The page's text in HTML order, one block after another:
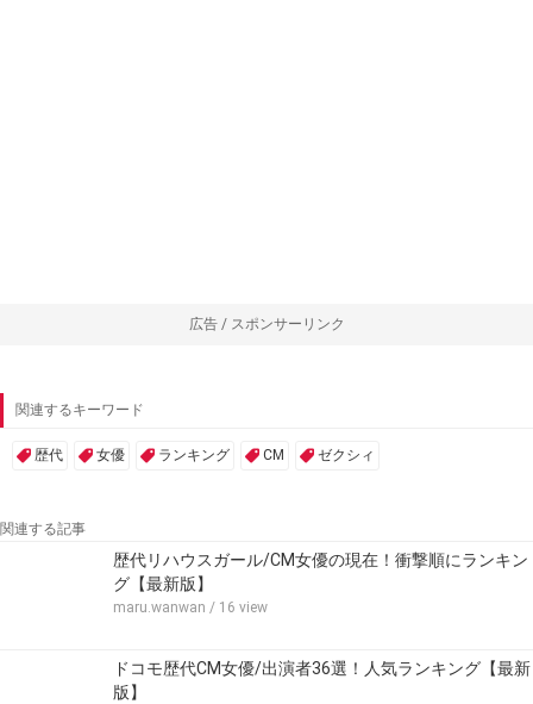
広告 / スポンサーリンク
関連するキーワード
歴代 女優 ランキング CM ゼクシィ
関連する記事
歴代リハウスガール/CM女優の現在！衝撃順にランキン
グ【最新版】
maru.wanwan / 16 view
ドコモ歴代CM女優/出演者36選！人気ランキング【最新
版】